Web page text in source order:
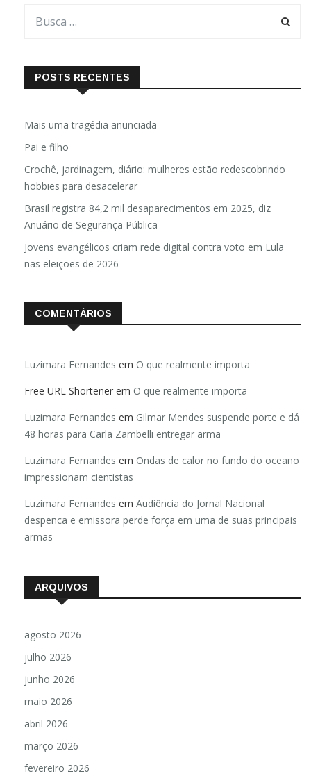
POSTS RECENTES
Mais uma tragédia anunciada
Pai e filho
Crochê, jardinagem, diário: mulheres estão redescobrindo
hobbies para desacelerar
Brasil registra 84,2 mil desaparecimentos em 2025, diz
Anuário de Segurança Pública
Jovens evangélicos criam rede digital contra voto em Lula
nas eleições de 2026
COMENTÁRIOS
Luzimara Fernandes em O que realmente importa
Free URL Shortener em O que realmente importa
Luzimara Fernandes em Gilmar Mendes suspende porte e dá
48 horas para Carla Zambelli entregar arma
Luzimara Fernandes em Ondas de calor no fundo do oceano
impressionam cientistas
Luzimara Fernandes em Audiência do Jornal Nacional
despenca e emissora perde força em uma de suas principais
armas
ARQUIVOS
agosto 2026
julho 2026
junho 2026
maio 2026
abril 2026
março 2026
fevereiro 2026